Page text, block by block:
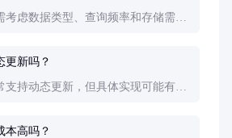
考虑数据类型、查询频率和存储需
更新吗？
支持动态更新，但具体实现可能有所
本高吗？